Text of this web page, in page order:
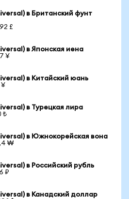
в Британский фунт
£
в Японская иена
¥
в Китайский юань
¥
в Турецкая лира
₺
в Южнокорейская вона
₩
в Российский рубль
₽
в Канадский доллар